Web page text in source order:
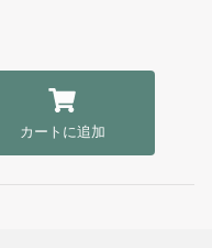
カートに追加